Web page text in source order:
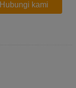
Hubungi kami